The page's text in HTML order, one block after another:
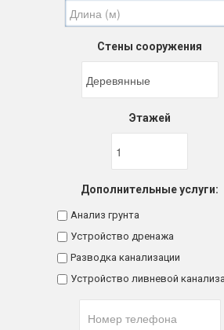
Стены сооружения
Этажей
Дополнительные услуги:
Анализ грунта
Устройство дренажа
Разводка канализации
Устройство ливневой